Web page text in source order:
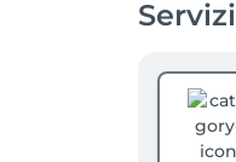
Servizi